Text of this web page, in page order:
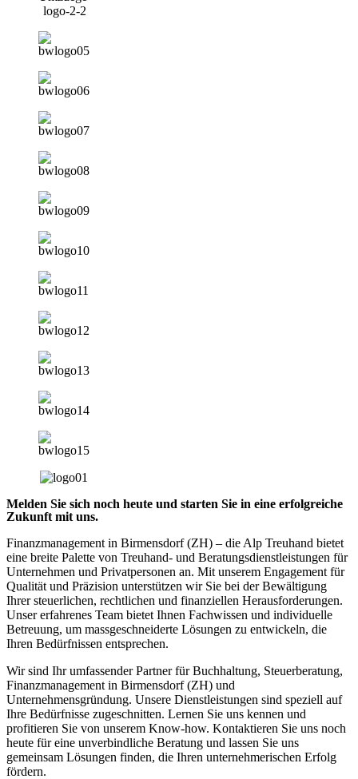
Melden Sie sich noch heute und starten Sie in eine erfolgreiche
Zukunft mit uns.
Finanzmanagement in Birmensdorf (ZH) – die Alp Treuhand bietet
eine breite Palette von Treuhand- und Beratungsdienstleistungen für
Unternehmen und Privatpersonen an. Mit unserem Engagement für
Qualität und Präzision unterstützen wir Sie bei der Bewältigung
Ihrer steuerlichen, rechtlichen und finanziellen Herausforderungen.
Unser erfahrenes Team bietet Ihnen Fachwissen und individuelle
Betreuung, um massgeschneiderte Lösungen zu entwickeln, die
Ihren Bedürfnissen entsprechen.
Wir sind Ihr umfassender Partner für Buchhaltung, Steuerberatung,
Finanzmanagement in Birmensdorf (ZH) und
Unternehmensgründung. Unsere Dienstleistungen sind speziell auf
Ihre Bedürfnisse zugeschnitten. Lernen Sie uns kennen und
profitieren Sie von unserem Know-how. Kontaktieren Sie uns noch
heute für eine unverbindliche Beratung und lassen Sie uns
gemeinsam Lösungen finden, die Ihren unternehmerischen Erfolg
fördern.